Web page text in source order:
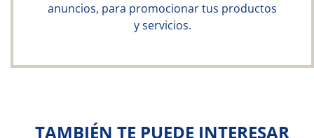
anuncios, para promocionar tus productos
y servicios.
TAMBIÉN TE PUEDE INTERESAR